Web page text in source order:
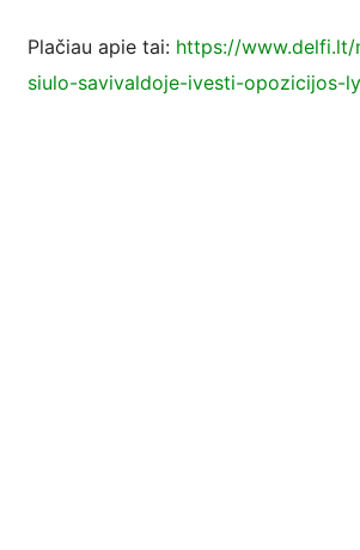
Plačiau apie tai: https://www.delfi.lt/
siulo-savivaldoje-ivesti-opozicijos-